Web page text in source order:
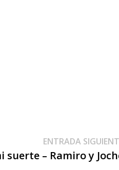
ENTRADA
suerte – Ramiro y